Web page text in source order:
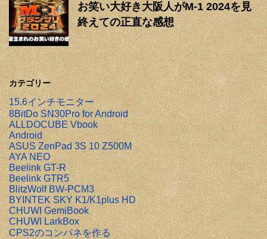
お笑い大好き大阪人がM-1 2024を見
終えての正直な感想
カテゴリー
15.6インチモニター
8BitDo SN30Pro for Android
ALLDOCUBE Vbook
Android
ASUS ZenPad 3S 10 Z500M
AYA NEO
Beelink GT-R
Beelink GTR5
BlitzWolf BW-PCM3
BYINTEK SKY K1/K1plus HD
CHUWI GemiBook
CHUWI LarkBox
CPS2のコンパネを作る